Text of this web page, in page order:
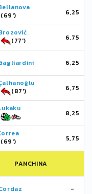
(69')
6,25
(77')
6,75
6,25
(87')
6,75
8,25
(69')
5,75
PANCHINA
-